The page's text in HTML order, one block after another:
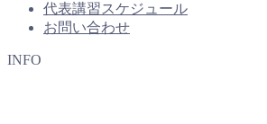
代表講習スケジュール
お問い合わせ
INFO